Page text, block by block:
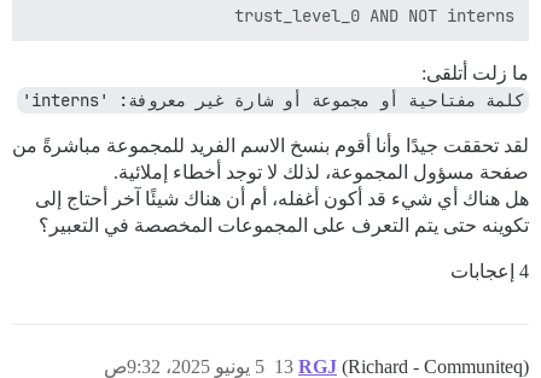
trust_level_0 AND NOT interns
ما زلت أتلقى:
كلمة مفتاحية أو مجموعة أو شارة غير معروفة: 'interns'
لقد تحققت جيدًا وأنا أقوم بنسخ الاسم الفريد للمجموعة مباشرةً من
صفحة مسؤول المجموعة، لذلك لا توجد أخطاء إملائية.
هل هناك أي شيء قد أكون أغفله، أم أن هناك شيئًا آخر أحتاج إلى
تكوينه حتى يتم التعرف على المجموعات المخصصة في التعبير؟
4 إعجابات
RGJ (Richard - Communiteq) 5 يونيو 2025، 9:32ص 13